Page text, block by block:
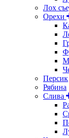
Лох
Орехи
Персик
Рябина
Слива